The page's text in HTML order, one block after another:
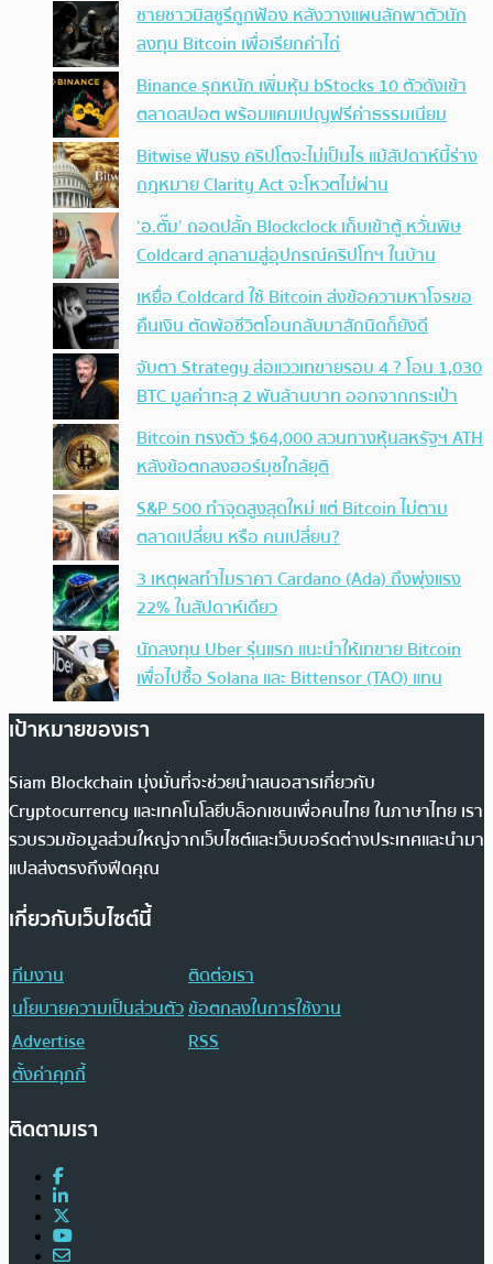
ชายชาวมิสซูรีถูกฟ้อง หลังวางแผนลักพาตัวนัก
ลงทุน Bitcoin เพื่อเรียกค่าไถ่
Binance รุกหนัก เพิ่มหุ้น bStocks 10 ตัวดังเข้า
ตลาดสปอต พร้อมแคมเปญฟรีค่าธรรมเนียม
Bitwise ฟันธง คริปโตจะไม่เป็นไร แม้สัปดาห์นี้ร่าง
กฎหมาย Clarity Act จะโหวตไม่ผ่าน
‘อ.ตั๊ม’ ถอดปลั้ก Blockclock เก็บเข้าตู้ หวั่นพิษ
Coldcard ลุกลามสู่อุปกรณ์คริปโทฯ ในบ้าน
เหยื่อ Coldcard ใช้ Bitcoin ส่งข้อความหาโจรขอ
คืนเงิน ตัดพ้อชีวิตโอนกลับมาสักนิดก็ยังดี
จับตา Strategy ส่อแววเทขายรอบ 4 ? โอน 1,030
BTC มูลค่าทะลุ 2 พันล้านบาท ออกจากกระเป๋า
Bitcoin ทรงตัว $64,000 สวนทางหุ้นสหรัฐฯ ATH
หลังข้อตกลงฮอร์มุซใกล้ยุติ
S&P 500 ทำจุดสูงสุดใหม่ แต่ Bitcoin ไม่ตาม
ตลาดเปลี่ยน หรือ คนเปลี่ยน?
3 เหตุผลทำไมราคา Cardano (Ada) ถึงพุ่งแรง
22% ในสัปดาห์เดียว
นักลงทุน Uber รุ่นแรก แนะนำให้เทขาย Bitcoin
เพื่อไปซื้อ Solana และ Bittensor (TAO) แทน
เป้าหมายของเรา
Siam Blockchain มุ่งมั่นที่จะช่วยนำเสนอสารเกี่ยวกับ
Cryptocurrency และเทคโนโลยีบล็อกเชนเพื่อคนไทย ในภาษาไทย เรา
รวบรวมข้อมูลส่วนใหญ่จากเว็บไซต์และเว็บบอร์ดต่างประเทศและนำมา
แปลส่งตรงถึงฟีดคุณ
เกี่ยวกับเว็บไซต์นี้
ทีมงาน
ติดต่อเรา
นโยบายความเป็นส่วนตัวข้อตกลงในการใช้งาน
Advertise
RSS
ตั้งค่าคุกกี้
ติดตามเรา